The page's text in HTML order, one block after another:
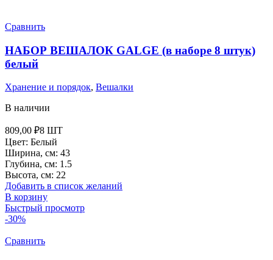
Сравнить
НАБОР ВЕШАЛОК GALGE (в наборе 8 штук)
белый
Хранение и порядок, Вешалки
В наличии
809,00 ₽8 ШТ
Цвет: Белый
Ширина, см: 43
Глубина, см: 1.5
Высота, см: 22
Добавить в список желаний
В корзину
Быстрый просмотр
-30%
Сравнить